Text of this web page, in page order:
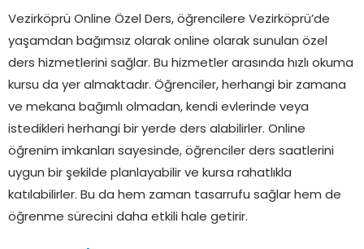
Vezirköprü Online Özel Ders, öğrencilere Vezirköprü’de
yaşamdan bağımsız olarak online olarak sunulan özel
ders hizmetlerini sağlar. Bu hizmetler arasında hızlı okuma
kursu da yer almaktadır. Öğrenciler, herhangi bir zamana
ve mekana bağımlı olmadan, kendi evlerinde veya
istedikleri herhangi bir yerde ders alabilirler. Online
öğrenim imkanları sayesinde, öğrenciler ders saatlerini
uygun bir şekilde planlayabilir ve kursa rahatlıkla
katılabilirler. Bu da hem zaman tasarrufu sağlar hem de
öğrenme sürecini daha etkili hale getirir.